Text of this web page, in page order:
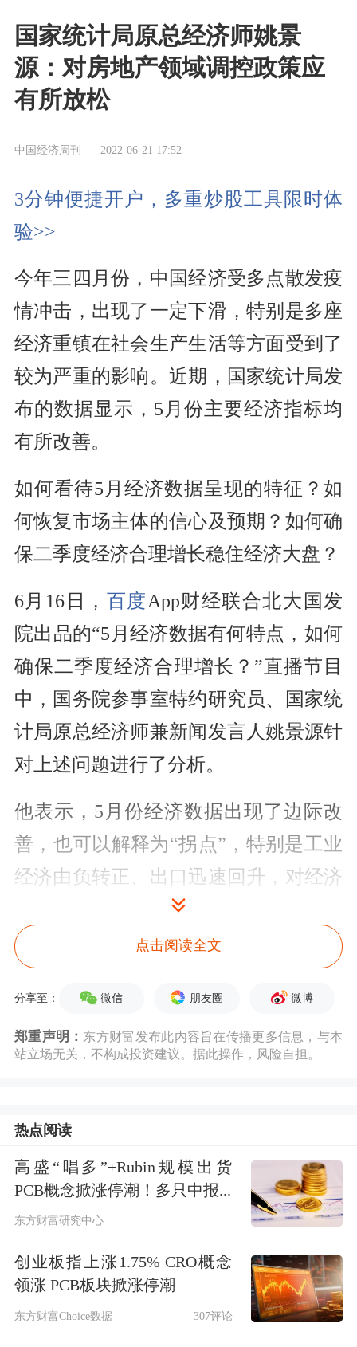
国家统计局原总经济师姚景
源：对房地产领域调控政策应
有所放松
中国经济周刊 2022-06-21 17:52
3分钟便捷开户，多重炒股工具限时体
验>>
今年三四月份，中国经济受多点散发疫
情冲击，出现了一定下滑，特别是多座
经济重镇在社会生产生活等方面受到了
较为严重的影响。近期，国家统计局发
布的数据显示，5月份主要经济指标均
有所改善。
如何看待5月经济数据呈现的特征？如
何恢复市场主体的信心及预期？如何确
保二季度经济合理增长稳住经济大盘？
6月16日， 百度App财经联合北大国发
院出品的“5月经济数据有何特点，如何
确保二季度经济合理增长？”直播节目
中，国务院参事室特约研究员、国家统
计局原总经济师兼新闻发言人姚景源针
对上述问题进行了分析。
他表示，5月份经济数据出现了边际改
善，也可以解释为“拐点”，特别是工业
经济由负转正、出口迅速回升，对经济
产生了拉动作用。“比如最明显的是工
业，4月份是-2.9%，它比3月份还掉下
来7个百分点。5月份是+0.7%，千万不
要小看从-2.9%到+0.7%，这是很重要的
边际改善，它出现拐点，由负转正，这
看经济从两个大的角度看，一是从生产
看，主要是看三大需求：投资、消费、
出口。
姚景源表示，消费领域是受疫情最严重
的领域，社会消费品零售总额4月份同
点击阅读全文
分享至： 微信 朋友圈 微博
郑重声明： 东方财富发布此内容旨在传播更多信息，与本
站立场无关，不构成投资建议。据此操作，风险自担。
热点阅读
高盛“唱多”+Rubin规模出货
PCB概念掀涨停潮！多只中报...
东方财富研究中心
创业板指上涨1.75% CRO概念
领涨 PCB板块掀涨停潮
东方财富Choice数据 307评论